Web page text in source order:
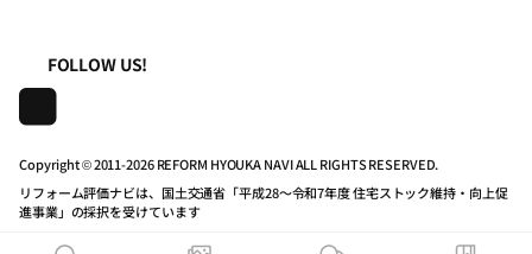
地域の相談窓口のみなさまへ
リフォーム会社一覧
住宅関連機関リンク集
動画で学べるリフォームの基礎知識
マイページの活用
動作推奨環境について
公式バナーのダウンロード
株式会社日本建築住宅センター
FOLLOW US!
Copyright © 2011-2026 REFORM HYOUKA NAVI ALL RIGHTS RESERVED.
リフォーム評価ナビは、国土交通省「平成28～令和7年度 住宅ストック維持・向上促
進事業」の採択を受けています